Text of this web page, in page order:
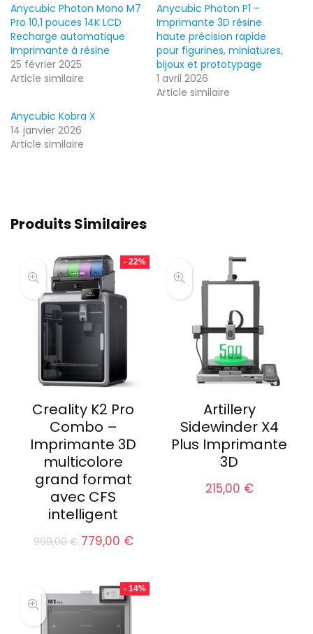
Anycubic Photon Mono M7
Pro 10,1 pouces 14K LCD
Recharge automatique
Imprimante à résine
25 février 2025
Article similaire
Anycubic Photon P1 –
Imprimante 3D résine
haute précision rapide
pour figurines, miniatures,
bijoux et prototypage
1 avril 2026
Article similaire
Anycubic Kobra X
14 janvier 2026
Article similaire
Produits Similaires
- 22%
Creality K2 Pro
Combo –
Imprimante 3D
multicolore
grand format
avec CFS
intelligent
999,00€ Le
était :
999,00 €.
779,00 €Le
est :
779,00 €.
Artillery
Sidewinder X4
Plus Imprimante
3D
215,00 €
- 14%